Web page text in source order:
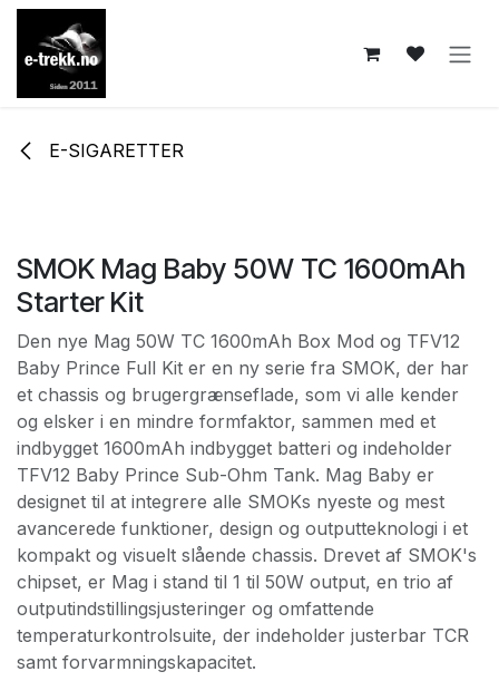
Skip to Content
E-SIGARETTER
SMOK Mag Baby 50W TC 1600mAh
Starter Kit
Den nye Mag 50W TC 1600mAh Box Mod og TFV12
Baby Prince Full Kit er en ny serie fra SMOK, der har
et chassis og brugergrænseflade, som vi alle kender
og elsker i en mindre formfaktor, sammen med et
indbygget 1600mAh indbygget batteri og indeholder
TFV12 Baby Prince Sub-Ohm Tank. Mag Baby er
designet til at integrere alle SMOKs nyeste og mest
avancerede funktioner, design og outputteknologi i et
kompakt og visuelt slående chassis. Drevet af SMOK's
chipset, er Mag i stand til 1 til 50W output, en trio af
outputindstillingsjusteringer og omfattende
temperaturkontrolsuite, der indeholder justerbar TCR
samt forvarmningskapacitet.